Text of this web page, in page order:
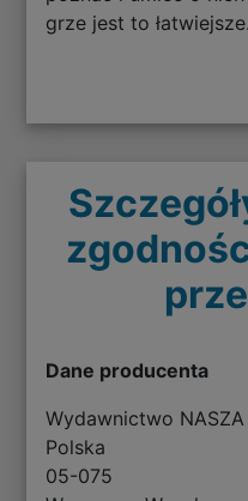
grze jest to
Dane producenta
Wydawnictwo NASZA
Polska
05-075